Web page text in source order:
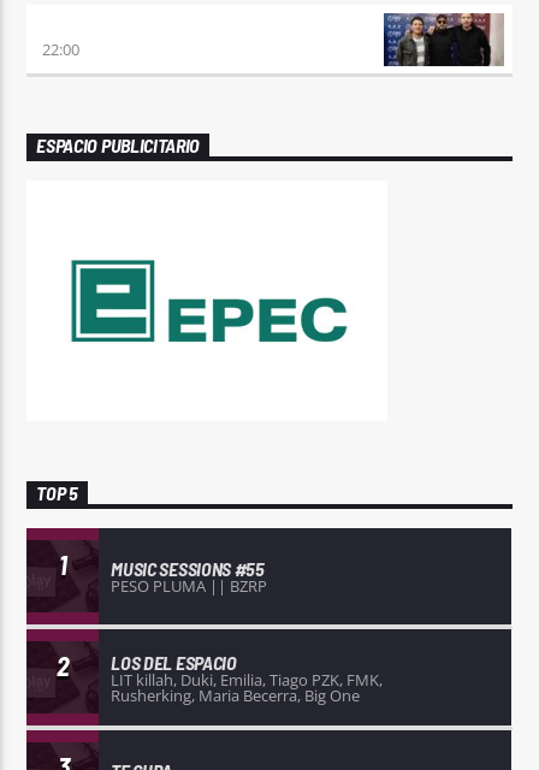
22:00
ESPACIO PUBLICITARIO
TOP 5
1 MUSIC SESSIONS #55
PESO PLUMA || BZRP
2 LOS DEL ESPACIO
LIT killah, Duki, Emilia, Tiago PZK, FMK,
Rusherking, Maria Becerra, Big One